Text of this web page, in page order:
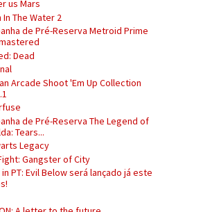
us Mars
In The Water 2
de Pré-Reserva Metroid Prime
Dead
Arcade Shoot 'Em Up Collection
de Pré-Reserva The Legend of
Tears...
Legacy
Gangster of City
PT: Evil Below será lançado já este